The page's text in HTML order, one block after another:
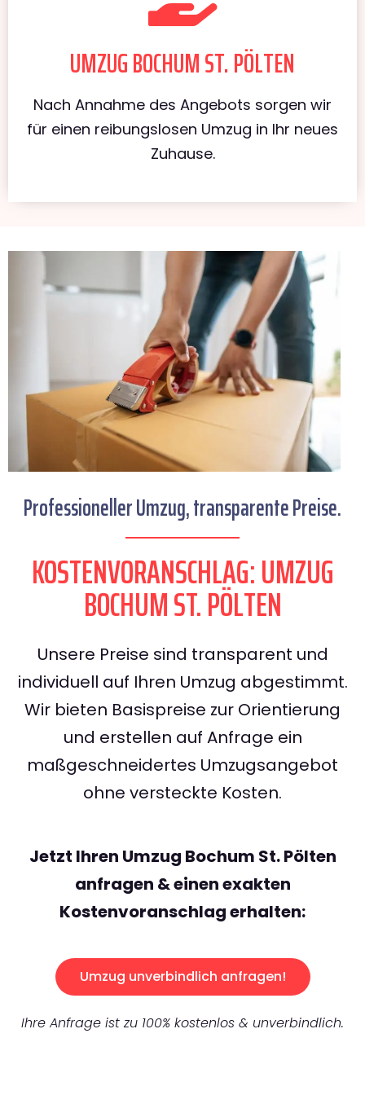
UMZUG BOCHUM ST. PÖLTEN
Nach Annahme des Angebots sorgen wir
für einen reibungslosen Umzug in Ihr neues
Zuhause.
Professioneller Umzug, transparente Preise.
KOSTENVORANSCHLAG: UMZUG
BOCHUM ST. PÖLTEN
Unsere Preise sind transparent und
individuell auf Ihren Umzug abgestimmt.
Wir bieten Basispreise zur Orientierung
und erstellen auf Anfrage ein
maßgeschneidertes Umzugsangebot
ohne versteckte Kosten.
Jetzt Ihren Umzug Bochum St. Pölten
anfragen & einen exakten
Kostenvoranschlag erhalten:
Umzug unverbindlich anfragen!
Ihre Anfrage ist zu 100% kostenlos & unverbindlich.